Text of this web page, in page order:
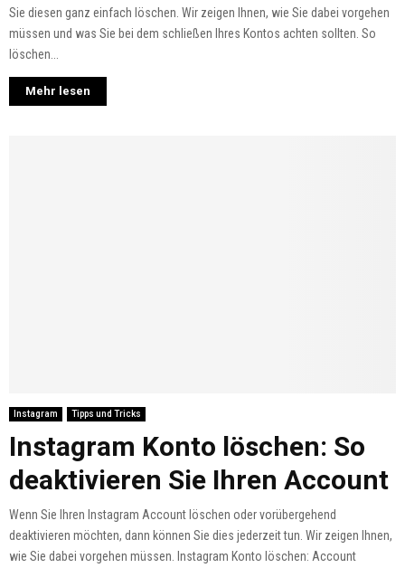
Sie diesen ganz einfach löschen. Wir zeigen Ihnen, wie Sie dabei vorgehen
müssen und was Sie bei dem schließen Ihres Kontos achten sollten. So
löschen...
Mehr lesen
Instagram Tipps und Tricks
Instagram Konto löschen: So
deaktivieren Sie Ihren Account
Wenn Sie Ihren Instagram Account löschen oder vorübergehend
deaktivieren möchten, dann können Sie dies jederzeit tun. Wir zeigen Ihnen,
wie Sie dabei vorgehen müssen. Instagram Konto löschen: Account